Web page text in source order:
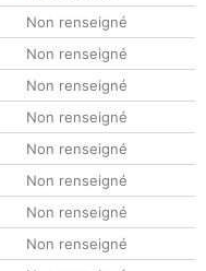
Non renseigné
Non renseigné
Non renseigné
Non renseigné
Non renseigné
Non renseigné
Non renseigné
Non renseigné